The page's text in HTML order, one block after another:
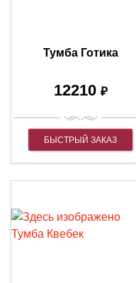
Тумба Готика
12210 ₽
БЫСТРЫЙ ЗАКАЗ